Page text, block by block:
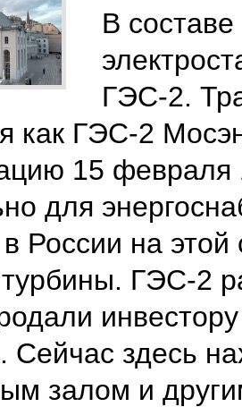
В
ГЭС-2.
как ГЭС-2
15
для
России на
ГЭС-2
Сейчас здесь
залом и